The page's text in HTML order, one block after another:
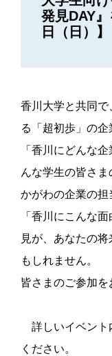
発見DAY
日（日）】
香川大学と共同で
る「超初歩」の企
「香川にどんな
んな学生の皆さま
かがわの企業の担
「香川にこんな
見が、あなたの
もしれません。
皆さまのご参加を
詳しいイベント
ください。